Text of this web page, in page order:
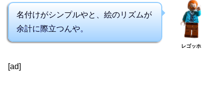
名付けがシンプルやと、絵のリズムが
余計に際立つんや。
レゴッホ
[ad]